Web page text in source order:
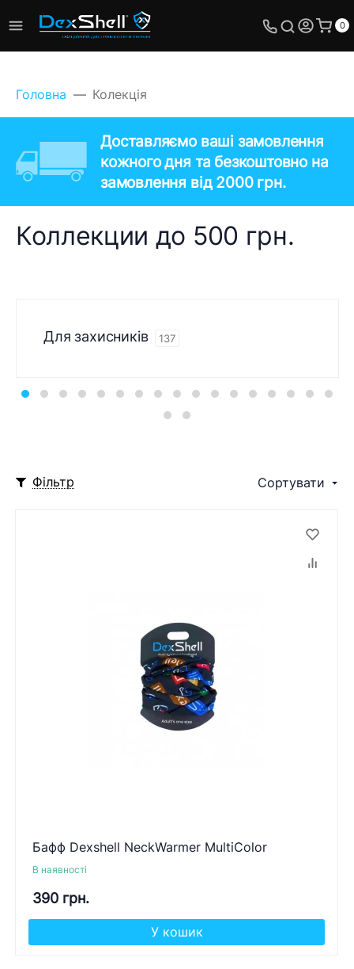
0
Головна Колекція
Доставляємо ваші замовлення
кожного дня та безкоштовно на
замовлення від 2000 грн.
Коллекции до 500 грн.
Для захисників 137
Фільтр Сортувати
Бафф Dexshell NeckWarmer MultiColor
В наявності
390 грн.
У кошик